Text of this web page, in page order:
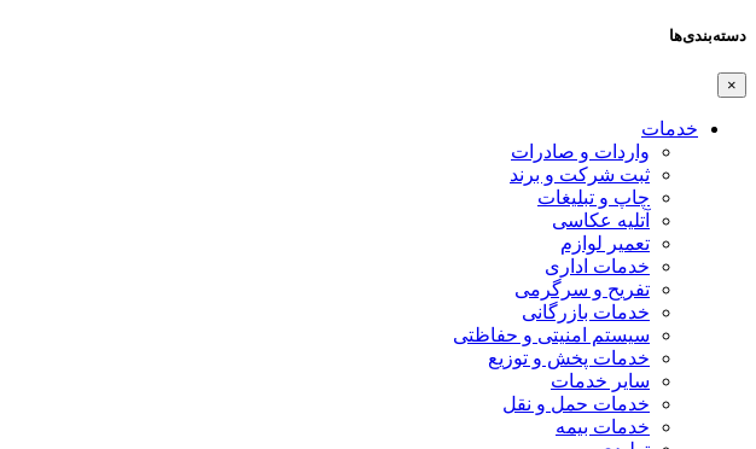
دسته‌بندی‌ها
×
خدمات
واردات و صادرات
ثبت شرکت و برند
چاپ و تبلیغات
آتلیه عکاسی
تعمیر لوازم
خدمات اداری
تفریح و سرگرمی
خدمات بازرگانی
سیستم امنیتی و حفاظتی
خدمات پخش و توزیع
سایر خدمات
خدمات حمل و نقل
خدمات بیمه